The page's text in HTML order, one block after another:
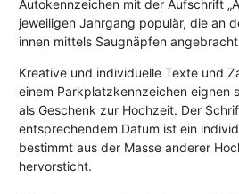
Autokennzeichen mit der Aufschrift
jeweiligen Jahrgang populär, die an
innen mittels Saugnäpfen
Kreative und individuelle Texte und
einem Parkplatzkennzeichen eignen
als Geschenk zur Hochzeit. Der
entsprechendem Datum ist ein
bestimmt aus der Masse anderer
hervorsticht.